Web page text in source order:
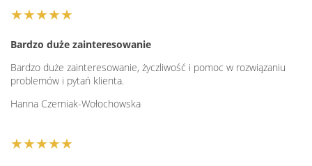
★★★★★
Bardzo duże zainteresowanie
Bardzo duże zainteresowanie, życzliwość i pomoc w rozwiązaniu
problemów i pytań klienta.
Hanna Czerniak-Wołochowska
★★★★★